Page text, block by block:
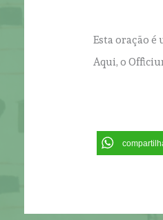
Esta oração é
Aqui, o